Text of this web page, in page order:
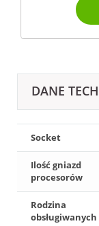
DANE
Socket
Ilość gniazd
procesorów
Rodzina
obsługiwanych